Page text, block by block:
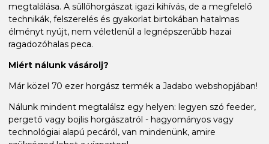
megtalálása. A süllőhorgászat igazi kihívás, de a megfelelő
technikák, felszerelés és gyakorlat birtokában hatalmas
élményt nyújt, nem véletlenül a legnépszerűbb hazai
ragadozóhalas peca.
Miért nálunk vásárolj?
Már közel 70 ezer horgász termék a Jadabo webshopjában!
Nálunk mindent megtalálsz egy helyen: legyen szó feeder,
pergető vagy bojlis horgászatról - hagyományos vagy
technológiai alapú pecáról, van mindenünk, amire